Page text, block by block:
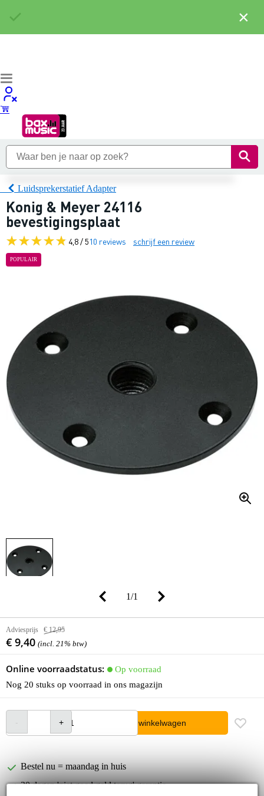
Luidsprekerstatief Adapter
Konig & Meyer 24116
bevestigingsplaat
4,8 / 510 reviews schrijf een review
POPULAIR
1/1
Adviesprijs € 12,95
€ 9,40 (incl. 21% btw)
Online voorraadstatus:
Op voorraad
Nog 20 stuks op voorraad in ons magazijn
In winkelwagen
Bestel nu = maandag in huis
30 dagen 'niet goed geld terug' garantie
×